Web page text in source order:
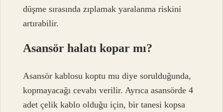
düşme sırasında zıplamak yaralanma riskini
artırabilir.
Asansör halatı kopar mı?
Asansör kablosu koptu mu diye sorulduğunda,
kopmayacağı cevabı verilir. Ayrıca asansörde 4
adet çelik kablo olduğu için, bir tanesi kopsa